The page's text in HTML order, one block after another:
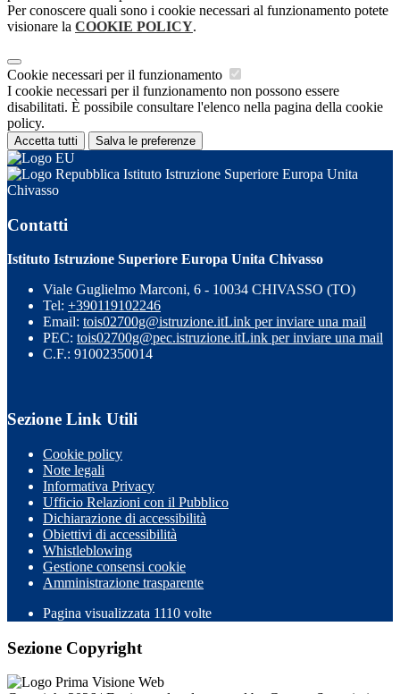
Per conoscere quali sono i cookie necessari al funzionamento potete
visionare la COOKIE POLICY.
Cookie necessari per il funzionamento
I cookie necessari per il funzionamento non possono essere
disabilitati. È possibile consultare l'elenco nella pagina della cookie
policy.
Accetta tutti Salva le preferenze
Istituto Istruzione Superiore Europa Unita
Chivasso
Contatti
Istituto Istruzione Superiore Europa Unita Chivasso
Viale Guglielmo Marconi, 6 - 10034 CHIVASSO (TO)
Tel: +390119102246
Email: tois02700g@istruzione.itLink per inviare una mail
PEC: tois02700g@pec.istruzione.itLink per inviare una mail
C.F.: 91002350014
Sezione Link Utili
Cookie policy
Note legali
Informativa Privacy
Ufficio Relazioni con il Pubblico
Dichiarazione di accessibilità
Obiettivi di accessibilità
Whistleblowing
Gestione consensi cookie
Amministrazione trasparente
Pagina visualizzata 1110 volte
Sezione Copyright